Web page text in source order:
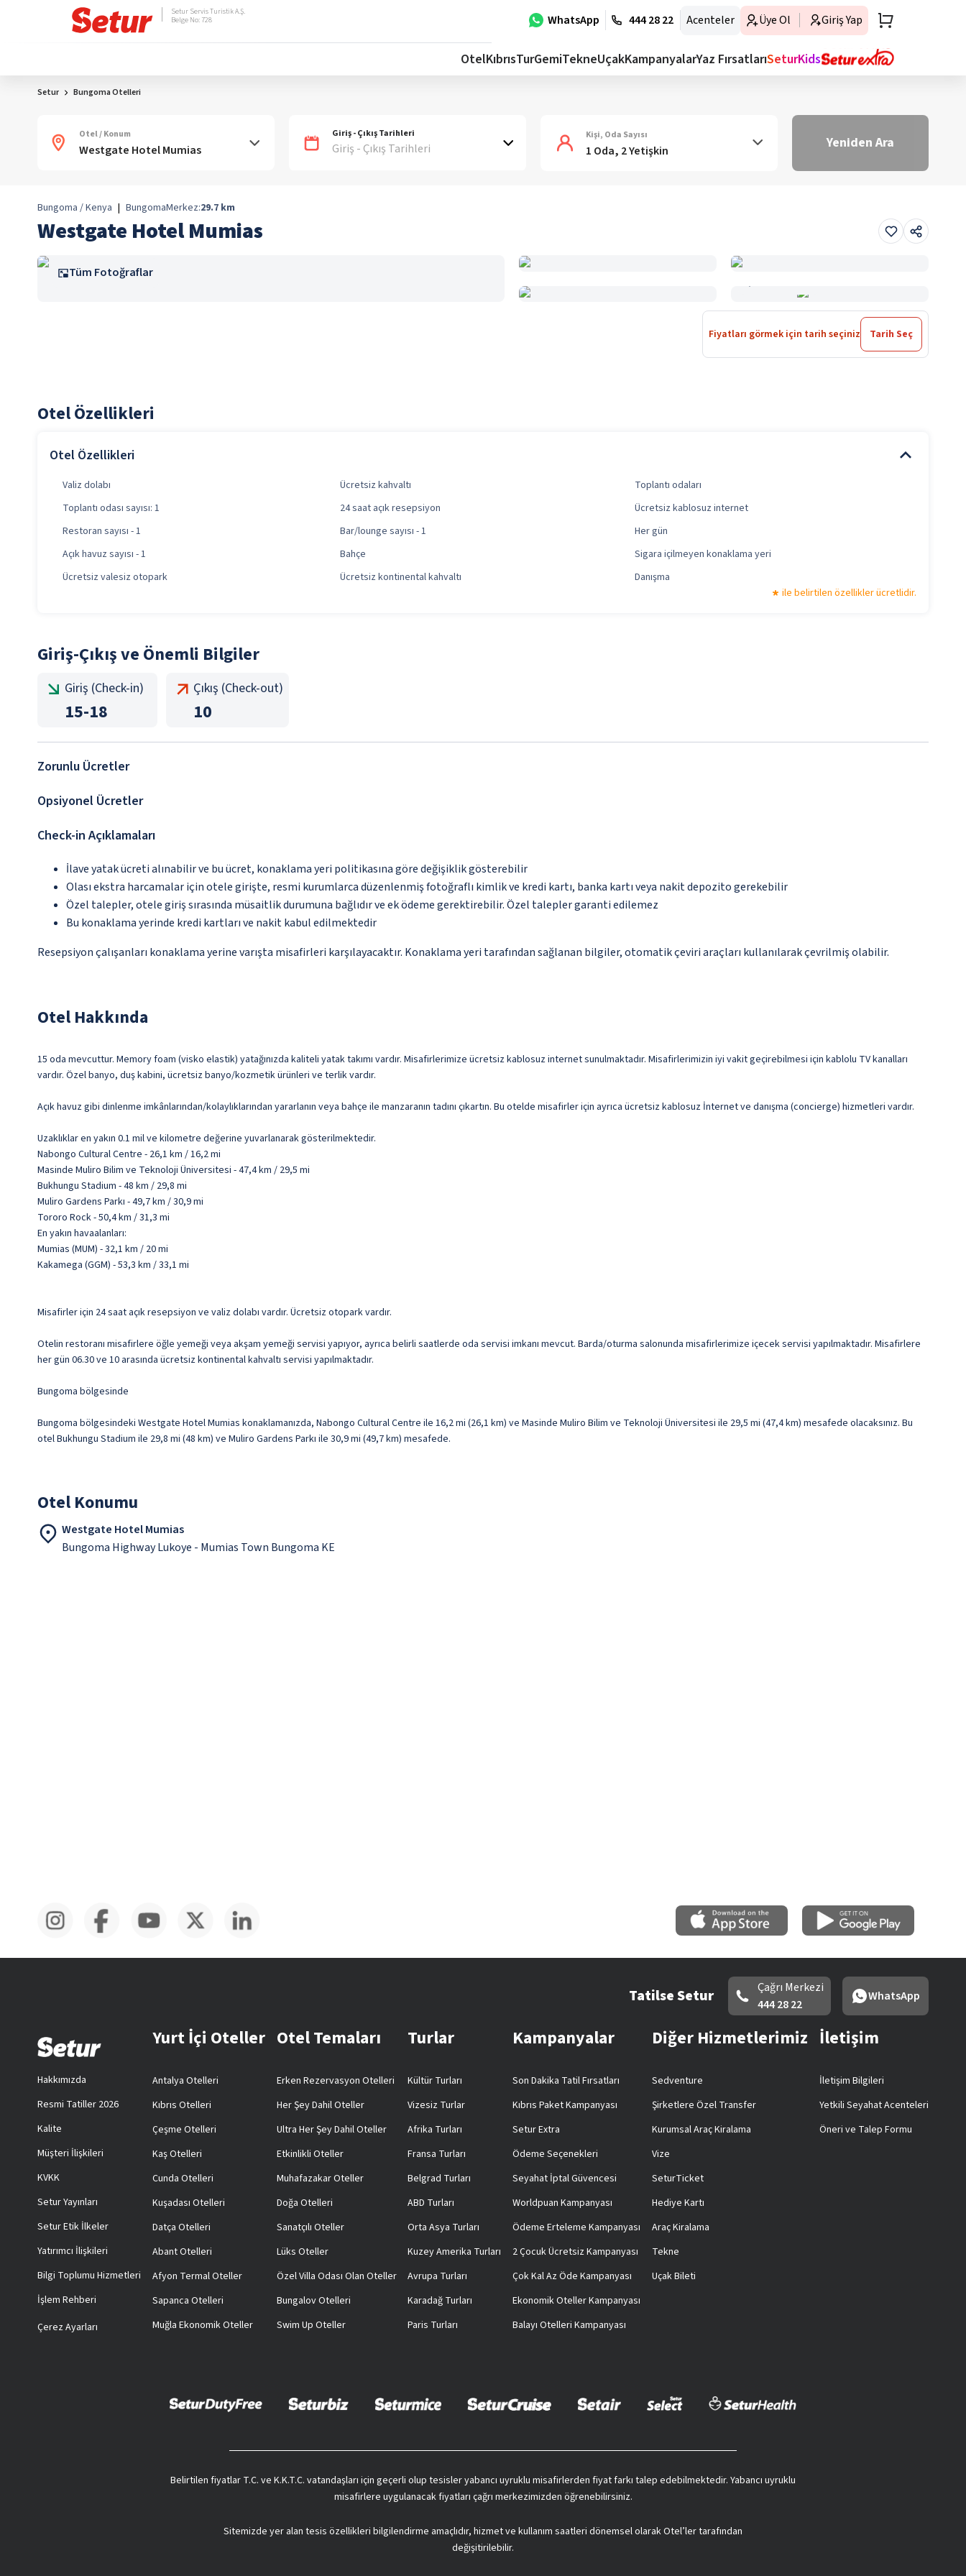
WhatsApp 444 28 22 Acenteler Üye Ol Giriş Yap
Setur Servis Turistik A.Ş.
Belge No: 728
OtelKıbrısTurGemiTekneUçakKampanyalarYaz FırsatlarıSeturKids
Setur Bungoma Otelleri
Otel / Konum Giriş - Çıkış Tarihleri
Giriş - Çıkış Tarihleri
Kişi, Oda Sayısı
1 Oda, 2 Yetişkin Yeniden Ara
Bungoma / Kenya | BungomaMerkez:29.7 km
Westgate Hotel Mumias
Tüm Fotoğraflar
Fiyatları görmek için tarih seçiniz Tarih Seç
Otel Özellikleri
Otel Özellikleri
Valiz dolabı Ücretsiz kahvaltı
Toplantı odaları
Toplantı odası sayısı: 1
24 saat açık resepsiyon
Ücretsiz kablosuz internet
Restoran sayısı - 1
Bar/lounge sayısı - 1
Her gün
Açık havuz sayısı - 1
Bahçe
Sigara içilmeyen konaklama yeri
Ücretsiz valesiz otopark
Ücretsiz kontinental kahvaltı
Danışma
ile belirtilen özellikler ücretlidir.
Giriş-Çıkış ve Önemli Bilgiler
Giriş (Check-in)
15-18
Çıkış (Check-out)
10
Zorunlu Ücretler
Opsiyonel Ücretler
Check-in Açıklamaları
İlave yatak ücreti alınabilir ve bu ücret, konaklama yeri politikasına göre değişiklik gösterebilir
Olası ekstra harcamalar için otele girişte, resmi kurumlarca düzenlenmiş fotoğraflı kimlik ve kredi kartı, banka kartı veya nakit depozito gerekebilir
Özel talepler, otele giriş sırasında müsaitlik durumuna bağlıdır ve ek ödeme gerektirebilir. Özel talepler garanti edilemez
Bu konaklama yerinde kredi kartları ve nakit kabul edilmektedir
Resepsiyon çalışanları konaklama yerine varışta misafirleri karşılayacaktır. Konaklama yeri tarafından sağlanan bilgiler, otomatik çeviri araçları kullanılarak çevrilmiş olabilir.
Otel Hakkında
15 oda mevcuttur. Memory foam (visko elastik) yatağınızda kaliteli yatak takımı vardır. Misafirlerimize ücretsiz kablosuz internet sunulmaktadır. Misafirlerimizin iyi vakit geçirebilmesi için kablolu TV kanalları
vardır. Özel banyo, duş kabini, ücretsiz banyo/kozmetik ürünleri ve terlik vardır.
Açık havuz gibi dinlenme imkânlarından/kolaylıklarından yararlanın veya bahçe ile manzaranın tadını çıkartın. Bu otelde misafirler için ayrıca ücretsiz kablosuz İnternet ve danışma (concierge) hizmetleri vardır.
Uzaklıklar en yakın 0.1 mil ve kilometre değerine yuvarlanarak gösterilmektedir.
Nabongo Cultural Centre - 26,1 km / 16,2 mi
Masinde Muliro Bilim ve Teknoloji Üniversitesi - 47,4 km / 29,5 mi
Bukhungu Stadium - 48 km / 29,8 mi
Muliro Gardens Parkı - 49,7 km / 30,9 mi
Tororo Rock - 50,4 km / 31,3 mi
En yakın havaalanları:
Mumias (MUM) - 32,1 km / 20 mi
Kakamega (GGM) - 53,3 km / 33,1 mi
Misafirler için 24 saat açık resepsiyon ve valiz dolabı vardır. Ücretsiz otopark vardır.
Otelin restoranı misafirlere öğle yemeği veya akşam yemeği servisi yapıyor, ayrıca belirli saatlerde oda servisi imkanı mevcut. Barda/oturma salonunda misafirlerimize içecek servisi yapılmaktadır. Misafirlere
her gün 06.30 ve 10 arasında ücretsiz kontinental kahvaltı servisi yapılmaktadır.
Bungoma bölgesinde
Bungoma bölgesindeki Westgate Hotel Mumias konaklamanızda, Nabongo Cultural Centre ile 16,2 mi (26,1 km) ve Masinde Muliro Bilim ve Teknoloji Üniversitesi ile 29,5 mi (47,4 km) mesafede olacaksınız. Bu
otel Bukhungu Stadium ile 29,8 mi (48 km) ve Muliro Gardens Parkı ile 30,9 mi (49,7 km) mesafede.
Otel Konumu
Westgate Hotel Mumias
Bungoma Highway Lukoye - Mumias Town Bungoma KE
Tatilse Setur
Çağrı Merkezi
444 28 22
WhatsApp
Hakkımızda
Resmi Tatiller 2026
Kalite
Müşteri İlişkileri
KVKK
Setur Yayınları
Setur Etik İlkeler
Yatırımcı İlişkileri
Bilgi Toplumu Hizmetleri
İşlem Rehberi
Çerez Ayarları
Yurt İçi Oteller
Antalya Otelleri
Kıbrıs Otelleri
Çeşme Otelleri
Kaş Otelleri
Cunda Otelleri
Kuşadası Otelleri
Datça Otelleri
Abant Otelleri
Afyon Termal Oteller
Sapanca Otelleri
Muğla Ekonomik Oteller
Otel Temaları
Erken Rezervasyon Otelleri
Her Şey Dahil Oteller
Ultra Her Şey Dahil Oteller
Etkinlikli Oteller
Muhafazakar Oteller
Doğa Otelleri
Sanatçılı Oteller
Lüks Oteller
Özel Villa Odası Olan Oteller
Bungalov Otelleri
Swim Up Oteller
Turlar
Kültür Turları
Vizesiz Turlar
Afrika Turları
Fransa Turları
Belgrad Turları
ABD Turları
Orta Asya Turları
Kuzey Amerika Turları
Avrupa Turları
Karadağ Turları
Paris Turları
Kampanyalar
Son Dakika Tatil Fırsatları
Kıbrıs Paket Kampanyası
Setur Extra
Ödeme Seçenekleri
Seyahat İptal Güvencesi
Worldpuan Kampanyası
Ödeme Erteleme Kampanyası
2 Çocuk Ücretsiz Kampanyası
Çok Kal Az Öde Kampanyası
Ekonomik Oteller Kampanyası
Balayı Otelleri Kampanyası
Diğer Hizmetlerimiz
Sedventure
Şirketlere Özel Transfer
Kurumsal Araç Kiralama
Vize
SeturTicket
Hediye Kartı
Araç Kiralama
Tekne
Uçak Bileti
İletişim
İletişim Bilgileri
Yetkili Seyahat Acenteleri
Öneri ve Talep Formu
Belirtilen fiyatlar T.C. ve K.K.T.C. vatandaşları için geçerli olup tesisler yabancı uyruklu misafirlerden fiyat farkı talep edebilmektedir. Yabancı uyruklu
misafirlere uygulanacak fiyatları çağrı merkezimizden öğrenebilirsiniz.
Sitemizde yer alan tesis özellikleri bilgilendirme amaçlıdır, hizmet ve kullanım saatleri dönemsel olarak Otel’ler tarafından
değişitirilebilir.